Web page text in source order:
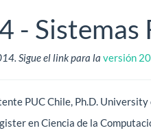
- Sistemas
Sigue el link para la versión
PUC Chile, Ph.D.
en Ciencia de la